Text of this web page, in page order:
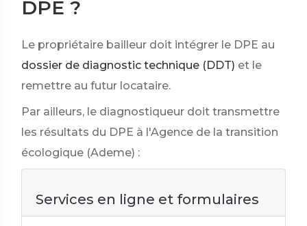
DPE ?
Le propriétaire bailleur doit intégrer le DPE au
dossier de diagnostic technique (DDT) et le
remettre au futur locataire.
Par ailleurs, le diagnostiqueur doit transmettre
les résultats du DPE à l'Agence de la transition
écologique (Ademe) :
Services en ligne et formulaires